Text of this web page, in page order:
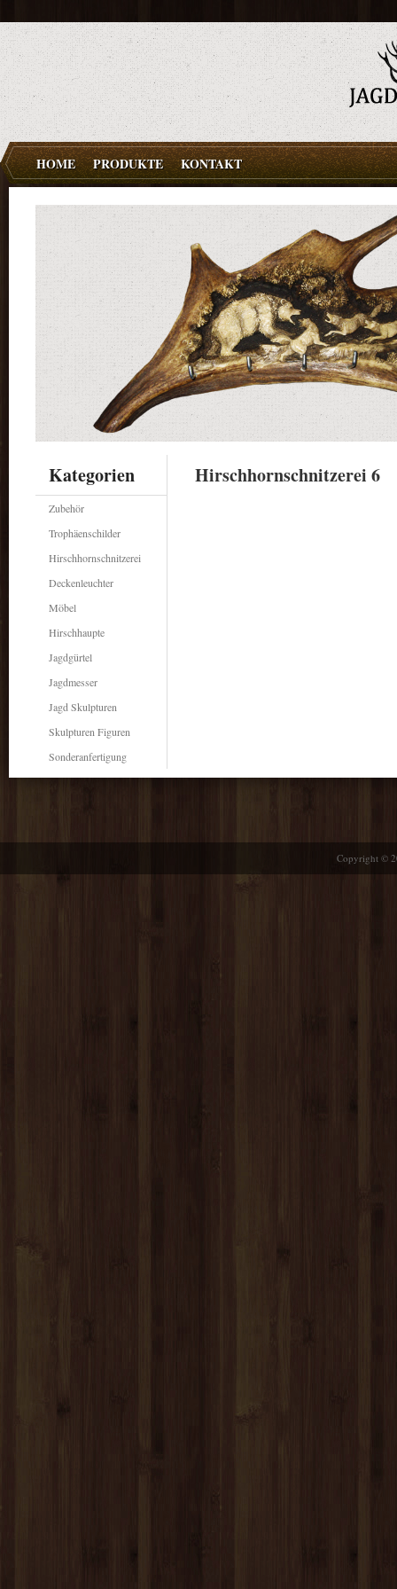
HOME PRODUKTE KONTAKT
Hirschhornschnitzerei 6
Kategorien
Zubehör
Trophäenschilder
Hirschhornschnitzerei
Deckenleuchter
Möbel
Hirschhaupte
Jagdgürtel
Jagdmesser
Jagd Skulpturen
Skulpturen Figuren
Sonderanfertigung
Copyright ©